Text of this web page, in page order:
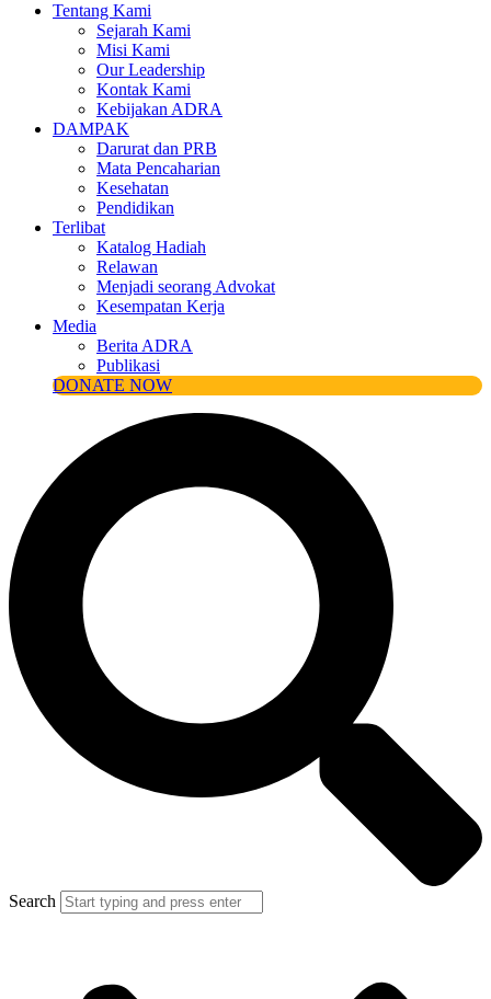
Tentang Kami
Sejarah Kami
Misi Kami
Our Leadership
Kontak Kami
Kebijakan ADRA
DAMPAK
Darurat dan PRB
Mata Pencaharian
Kesehatan
Pendidikan
Terlibat
Katalog Hadiah
Relawan
Menjadi seorang Advokat
Kesempatan Kerja
Media
Berita ADRA
Publikasi
DONATE NOW
Search